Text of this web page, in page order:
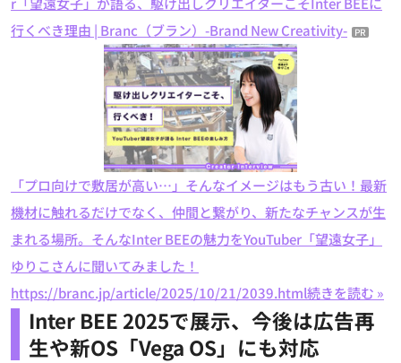
行くべき理由 | Branc（ブラン）-Brand New Creativity- PR
「プロ向けで敷居が高い…」そんなイメージはもう古い！最新
機材に触れるだけでなく、仲間と繋がり、新たなチャンスが生
まれる場所。そんなInter BEEの魅力をYouTuber「望遠女子」
ゆりこさんに聞いてみました！
https://branc.jp/article/2025/10/21/2039.html続きを読む »
Inter BEE 2025で展示、今後は広告再
生や新OS「Vega OS」にも対応